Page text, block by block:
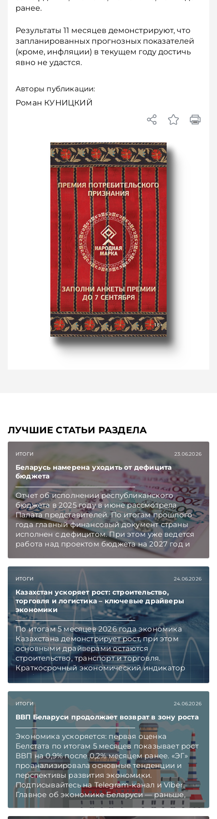
ранее.
Результаты 11 месяцев демонстрируют, что
запланированных про­гнозных показателей
(кроме, инфляции) в текущем году достичь
явно не удастся.
Авторы публикации:
Роман КУНИЦКИЙ
ЛУЧШИЕ СТАТЬИ РАЗДЕЛА
ИТОГИ 23.06.2026
Беларусь намерена уходить от дефицита
бюджета
Отчет об исполнении республиканского
бюджета в 2025 году в июне рассмотрела
Палата представителей. По итогам прошлого
года главный финансовый документ страны
исполнен с дефицитом. При этом уже ведется
работа над проектом бюджета на 2027 год и
соответствовали доходам. Подписывайтесь на
Telegram‑канал и Viber. Главное об экономике
Беларуси — раньше, чем в новостях
TelegramViber
ИТОГИ 24.06.2026
Казахстан ускоряет рост: строительство,
торговля и логистика – ключевые драйверы
экономики
По итогам 5 месяцев 2026 года экономика
Казахстана демонстрирует рост, при этом
основными драйверами остаются
строительство, транспорт и торговля.
Краткосрочный экономический индикатор
опубликовал Казстат. Подписывайтесь на
TelegramViber
ИТОГИ 24.06.2026
ВВП Беларуси продолжает возврат в зону роста
Экономика ускоряется: первая оценка
Белстата по итогам 5 месяцев показывает рост
ВВП на 0,9% после 0,2% месяцем ранее. «ЭГ»
проанализировала основные тенденции и
перспективы развития экономики.
Подписывайтесь на Telegram‑канал и Viber.
Главное об экономике Беларуси — раньше,
чем в новостях TelegramViber